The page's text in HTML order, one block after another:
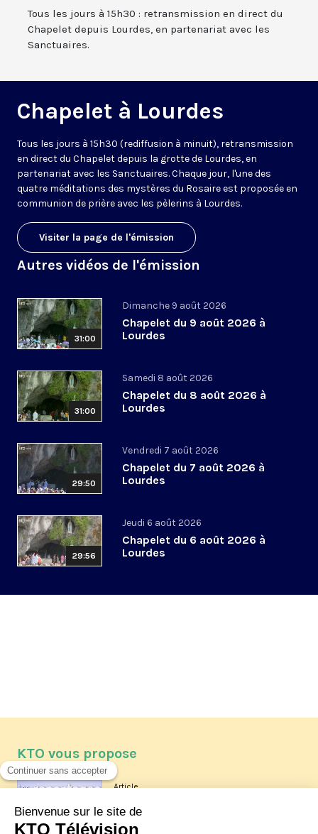
Tous les jours à 15h30 : retransmission en direct du
Chapelet depuis Lourdes, en partenariat avec les
Sanctuaires.
Chapelet à Lourdes
Tous les jours à 15h30 (rediffusion à minuit), retransmission
en direct du Chapelet depuis la grotte de Lourdes, en
partenariat avec les Sanctuaires. Chaque jour, l'une des
quatre méditations des mystères du Rosaire est proposée en
communion de prière avec les pèlerins à Lourdes.
Visiter la page de l'émission
Autres vidéos de l'émission
31:00
Dimanche 9 août 2026
Chapelet du 9 août 2026 à
Lourdes
31:00
Samedi 8 août 2026
Chapelet du 8 août 2026 à
Lourdes
29:50
Vendredi 7 août 2026
Chapelet du 7 août 2026 à
Lourdes
29:56
Jeudi 6 août 2026
Chapelet du 6 août 2026 à
Lourdes
KTO vous propose
Article